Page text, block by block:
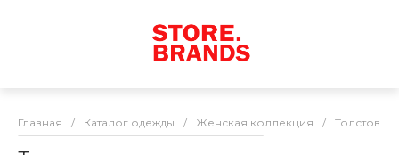
Главная / Каталог одежды / Женская коллекция / Толстовки